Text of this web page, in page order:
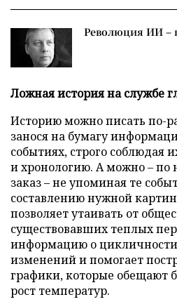
Революция ИИ –
Ложная история на службе
Историю можно писать по-
занося на бумагу
событиях, строго соблюдая
и хронологию. А можно – по
заказ – не упоминая те
составлению нужной
позволяет утаивать от
существовавших теплых
информацию о
изменений и помогает
графики, которые обещают
рост температур.